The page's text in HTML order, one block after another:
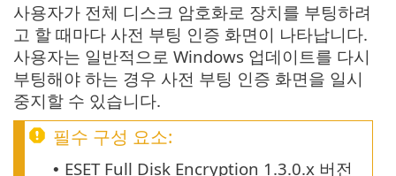
사용자가 전체 디스크 암호화로 장치를 부팅하려
고 할 때마다 사전 부팅 인증 화면이 나타납니다.
사용자는 일반적으로 Windows 업데이트를 다시
부팅해야 하는 경우 사전 부팅 인증 화면을 일시
중지할 수 있습니다.
필수 구성 요소:
• ESET Full Disk Encryption 1.3.0.x 버전